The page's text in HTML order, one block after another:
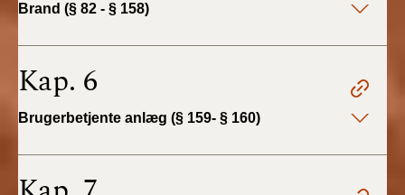
BR18 (1/7-31/12
BR18 (10/3-30/6
2020)
BR18 (4/7-31/12
Brand (§ 82 - § 158)
Kap. 6
Brugerbetjente anlæg (§ 159- § 160)